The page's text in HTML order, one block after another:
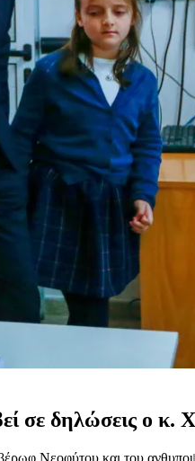
σε δηλώσεις ο κ.
Νεοφύτου και του